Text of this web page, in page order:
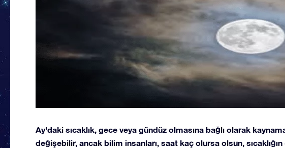
Ay'daki sıcaklık, gece veya gündüz olmasına bağlı olarak
değişebilir, ancak bilim insanları, saat kaç olursa olsun,